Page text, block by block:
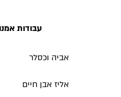
עבודות
אביה וכסלר
אליז אבן חיים